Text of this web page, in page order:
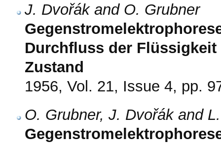
J. Dvořák and O. Grubner
Durchfluss der
Zustand
1956, Vol. 21, Issue 4, pp.
O. Grubner, J. Dvořák and